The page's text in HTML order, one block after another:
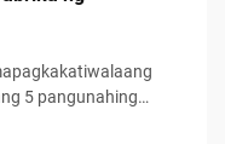
5 pangunahing